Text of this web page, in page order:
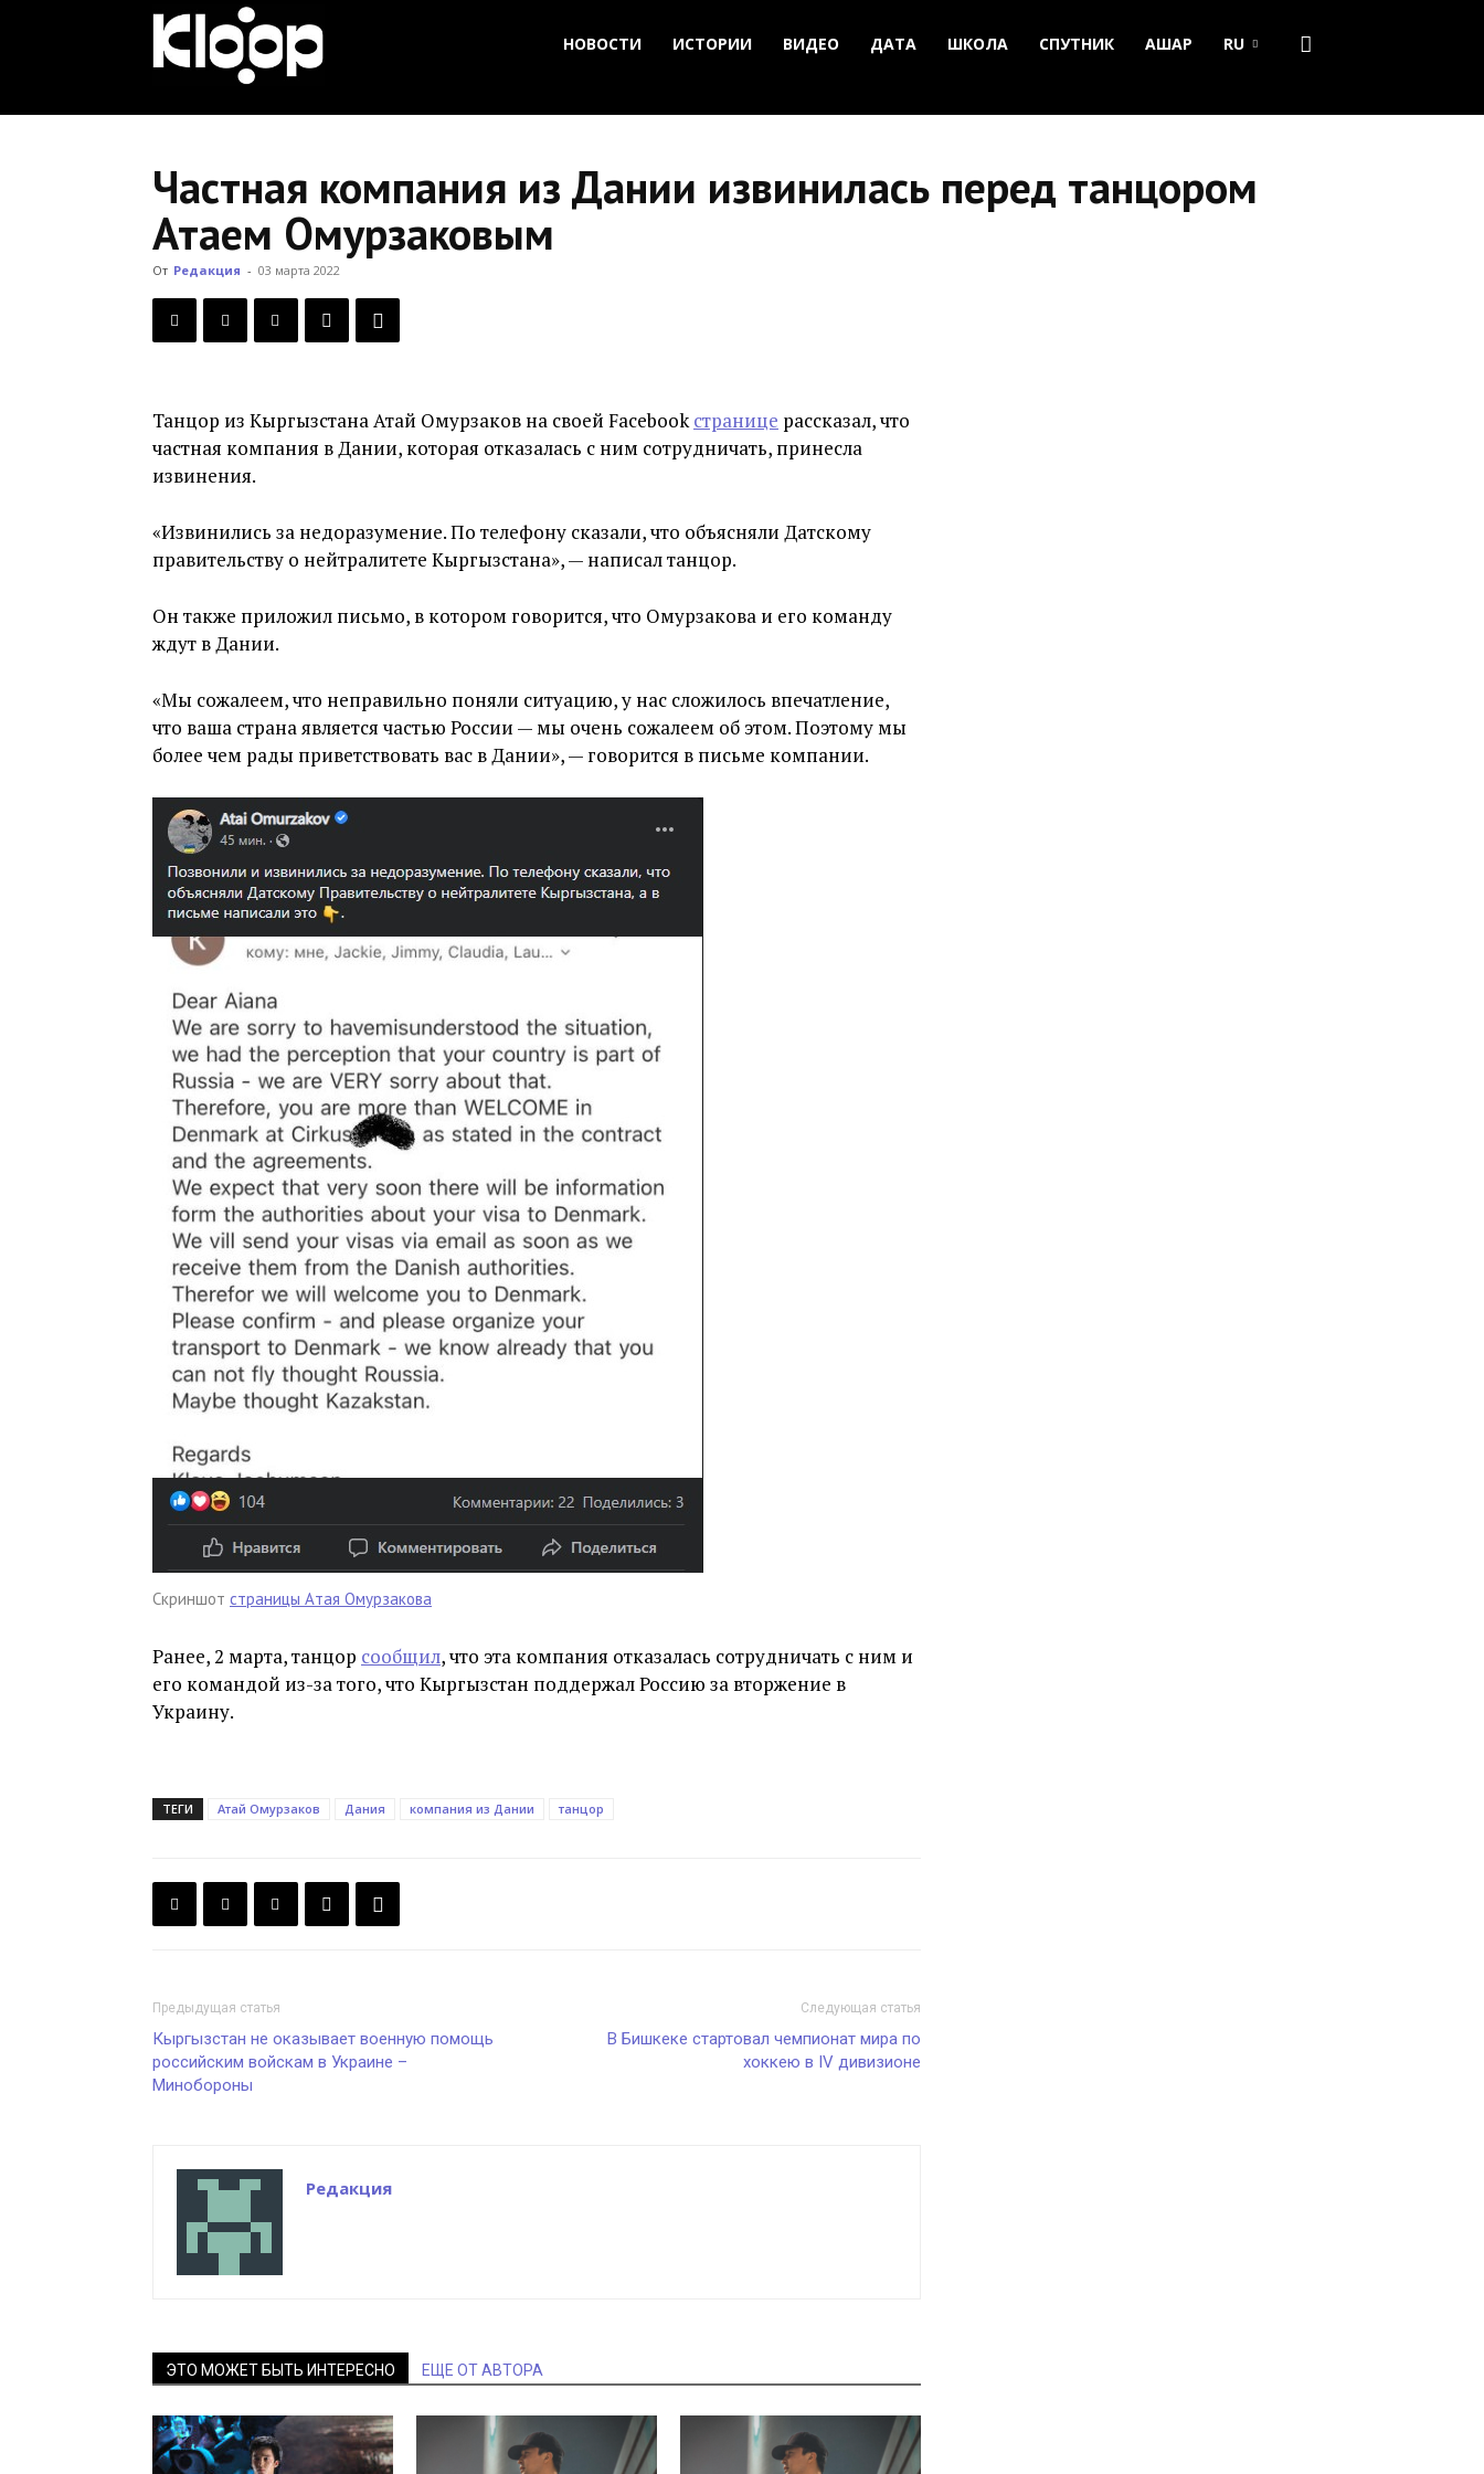
Кыргызстана
НОВОСТИ ИСТОРИИ ВИДЕО ДАТА ШКОЛА СПУТНИК АШАР RU
Частная компания из Дании извинилась перед танцором
Атаем Омурзаковым
От Редакция - 03 марта 2022
Танцор из Кыргызстана Атай Омурзаков на своей Facebookстранице рассказал, что
частная компания в Дании, которая отказалась с ним сотрудничать, принесла
извинения.
«Извинились за недоразумение. По телефону сказали, что объясняли Датскому
правительству о нейтралитете Кыргызстана», — написал танцор.
Он также приложил письмо, в котором говорится, что Омурзакова и его команду
ждут в Дании.
«Мы сожалеем, что неправильно поняли ситуацию, у нас сложилось впечатление,
что ваша страна является частью России — мы очень сожалеем об этом. Поэтому мы
более чем рады приветствовать вас в Дании», — говорится в письме компании.
Скриншот страницы Атая Омурзакова
Ранее, 2 марта, танцор сообщил, что эта компания отказалась сотрудничать с ним и
его командой из-за того, что Кыргызстан поддержал Россию за вторжение в
Украину.
ТЕГИ Атай Омурзаков Дания компания из Дании танцор
Предыдущая статья
Кыргызстан не оказывает военную помощь
российским войскам в Украине –
Минобороны
Следующая статья
В Бишкеке стартовал чемпионат мира по
хоккею в IV дивизионе
Редакция
ЭТО МОЖЕТ БЫТЬ ИНТЕРЕСНО ЕЩЕ ОТ АВТОРА